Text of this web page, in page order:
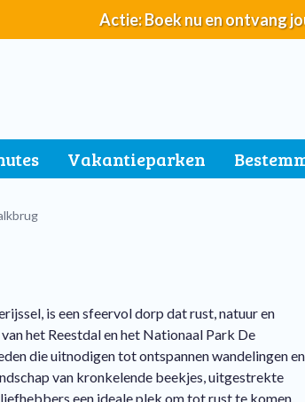
Actie: Boek nu en ontvang
Vakantieparken
is een sfeervol dorp dat rust, natuur en
het Reestdal en het Nationaal Park De
die uitnodigen tot ontspannen wandelingen en
van kronkelende beekjes, uitgestrekte
een ideale plek om tot rust te komen.